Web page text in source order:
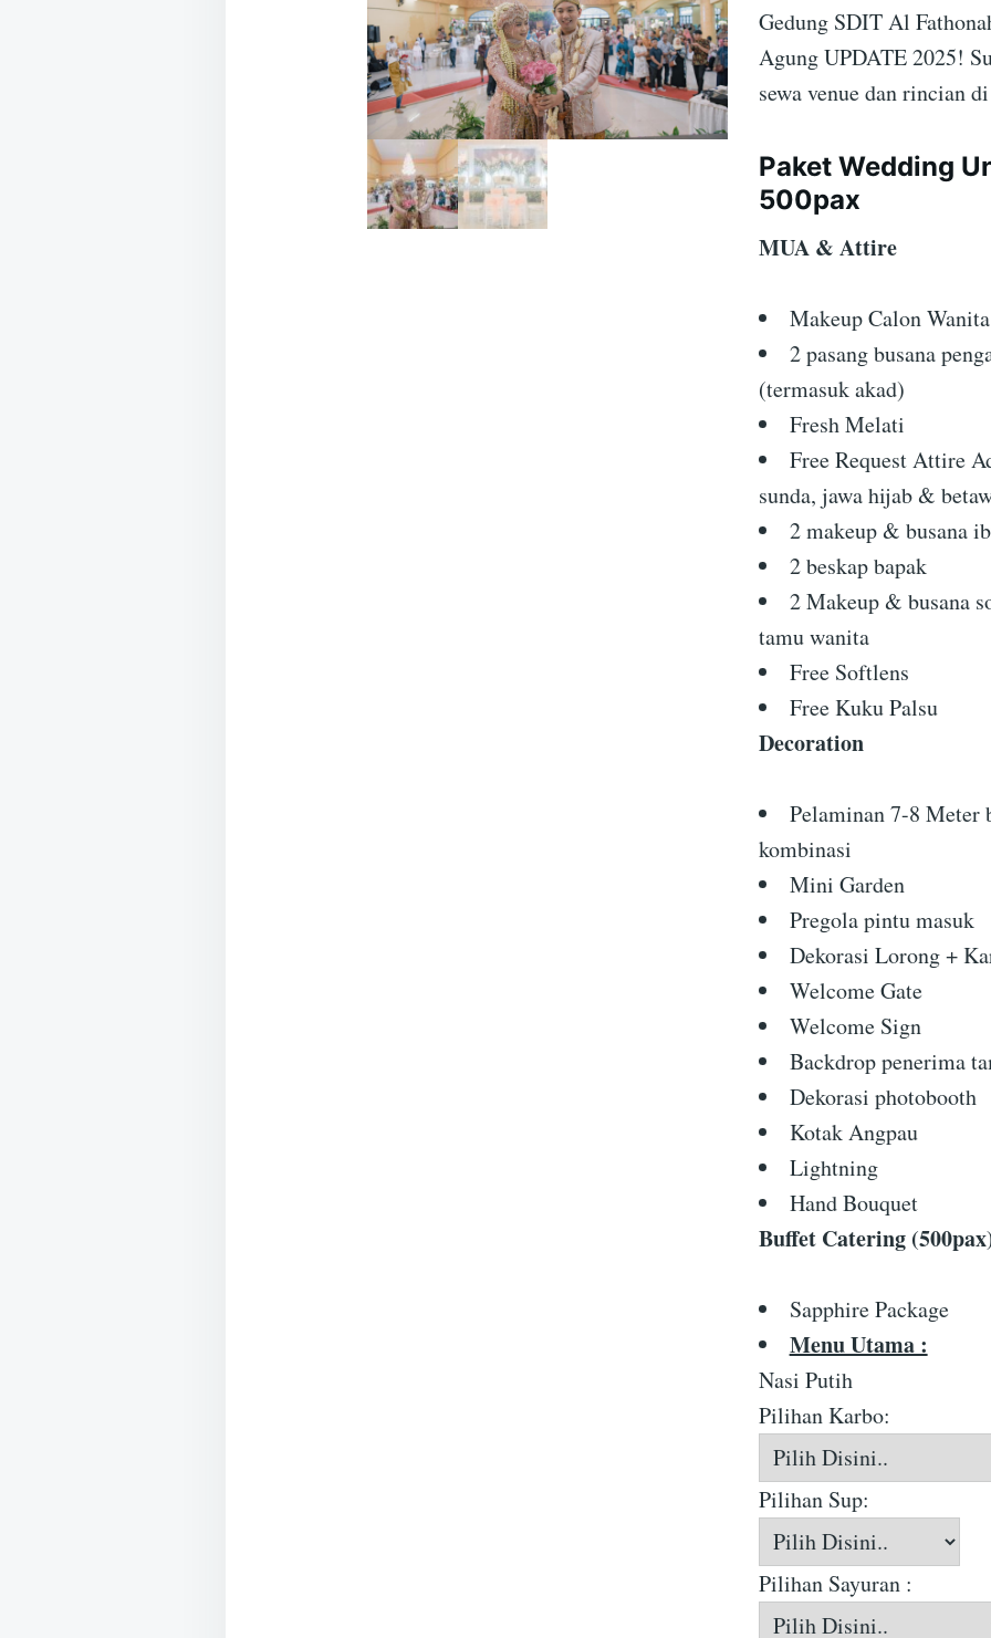
Gedung SDIT Al
Agung UPDATE 2025!
sewa venue dan rincian
Paket Wedding
500pax
MUA & Attire
Makeup Calon
2 pasang busana
(termasuk akad)
Fresh Melati
Free Request Attire
sunda, jawa hijab &
2 makeup & busana
2 beskap bapak
2 Makeup & busana
tamu wanita
Free Softlens
Free Kuku Palsu
Decoration
Pelaminan 7-8 Meter
kombinasi
Mini Garden
Pregola pintu masuk
Dekorasi Lorong +
Welcome Gate
Welcome Sign
Backdrop penerima
Dekorasi photobooth
Kotak Angpau
Lightning
Hand Bouquet
Buffet Catering
Sapphire Package
Menu Utama :
Nasi Putih
Pilihan Karbo:
Pilihan Sup:
Pilihan Sayuran :